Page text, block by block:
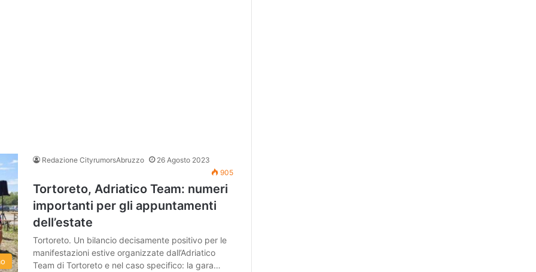
Redazione CityrumorsAbruzzo
26 Agosto 2023
905
Tortoreto, Adriatico Team: numeri
importanti per gli appuntamenti
dell’estate
Tortoreto. Un bilancio decisamente positivo per le
manifestazioni estive organizzate dall’Adriatico
Team di Tortoreto e nel caso specifico: la gara…